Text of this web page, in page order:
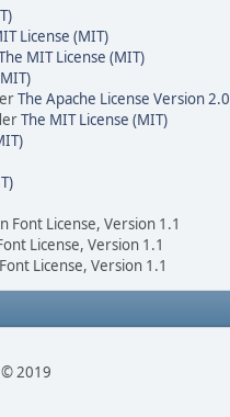
License (MIT)
MIT License (MIT)
The Apache License Version 2.0
The MIT License (MIT)
Font License, Version 1.1
License, Version 1.1
License, Version 1.1
© 2019